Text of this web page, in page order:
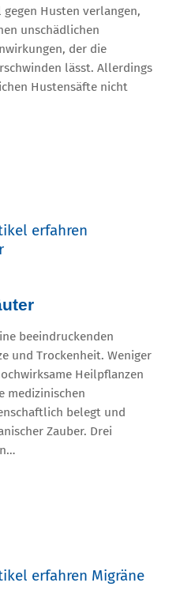
Husten verlangen,
unschädlichen
der die
lässt. Allerdings
Hustensäfte nicht
beeindruckenden
und Trockenheit. Weniger
Heilpflanzen
medizinischen
belegt und
Zauber. Drei